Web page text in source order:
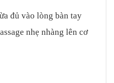
đủ vào lòng bàn tay
nhẹ nhàng lên cơ